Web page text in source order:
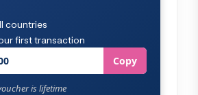
countries
first transaction
Copy
is lifetime